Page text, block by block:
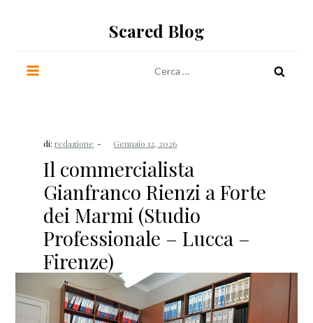
Scared Blog
per:
di:redazione
Il commercialista
Gianfranco Rienzi a Forte
dei Marmi (Studio
Professionale – Lucca –
Firenze)